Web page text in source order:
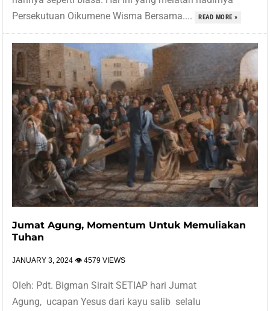
Persekutuan Oikumene Wisma Bersama....
READ MORE »
Jumat Agung, Momentum Untuk Memuliakan
Tuhan
JANUARY 3, 2024 👁 4579 VIEWS
Oleh: Pdt. Bigman Sirait SETIAP hari Jumat
Agung, ucapan Yesus dari kayu salib selalu